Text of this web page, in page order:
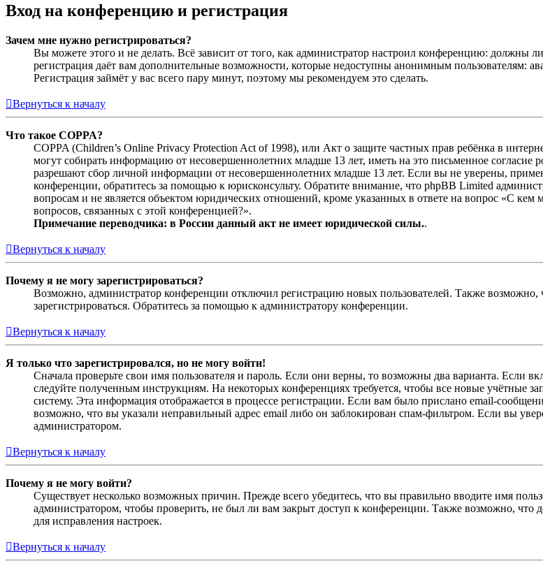
Вход на конференцию и регистрация
Зачем мне нужно регистрироваться?
Вы можете этого и не делать. Всё зависит от того, как администратор настроил конференцию: должны
регистрация даёт вам дополнительные возможности, которые недоступны анонимным пользователям:
Регистрация займёт у вас всего пару минут, поэтому мы рекомендуем это сделать.
Вернуться к началу
Что такое COPPA?
COPPA (Children’s Online Privacy Protection Act of 1998), или Акт о защите частных прав ребёнка в
могут собирать информацию от несовершеннолетних младше 13 лет, иметь на это письменное
разрешают сбор личной информации от несовершеннолетних младше 13 лет. Если вы не уверены,
конференции, обратитесь за помощью к юрисконсульту. Обратите внимание, что phpBB Limited
вопросам и не является объектом юридических отношений, кроме указанных в ответе на вопрос «С
вопросов, связанных с этой конференцией?».
Примечание переводчика: в России данный акт не имеет юридической силы..
Вернуться к началу
Почему я не могу зарегистрироваться?
Возможно, администратор конференции отключил регистрацию новых пользователей. Также
зарегистрироваться. Обратитесь за помощью к администратору конференции.
Вернуться к началу
Я только что зарегистрировался, но не могу войти!
Сначала проверьте свои имя пользователя и пароль. Если они верны, то возможны два варианта. Если
следуйте полученным инструкциям. На некоторых конференциях требуется, чтобы все новые учётные
систему. Эта информация отображается в процессе регистрации. Если вам было прислано email-
возможно, что вы указали неправильный адрес email либо он заблокирован спам-фильтром. Если вы
администратором.
Вернуться к началу
Почему я не могу войти?
Существует несколько возможных причин. Прежде всего убедитесь, что вы правильно вводите имя
администратором, чтобы проверить, не был ли вам закрыт доступ к конференции. Также возможно,
для исправления настроек.
Вернуться к началу